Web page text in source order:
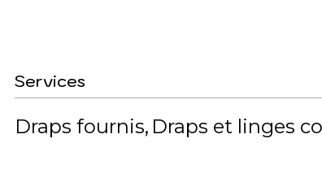
Services
Draps fournis Draps et linges